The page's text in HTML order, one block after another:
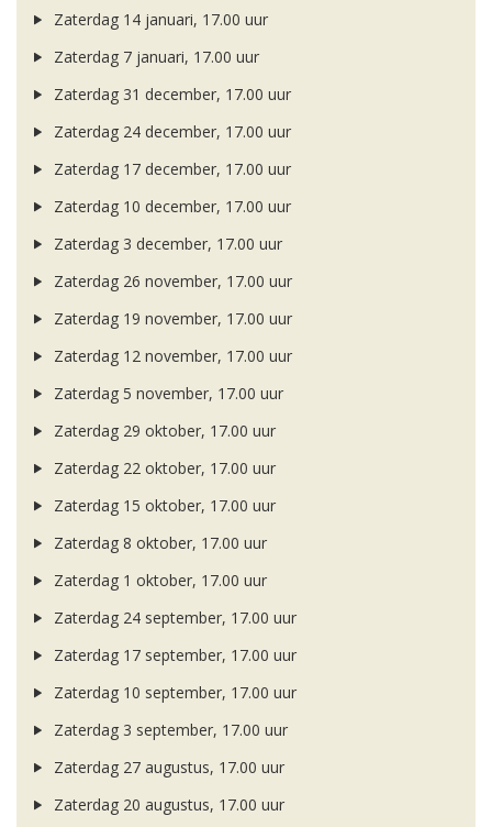
Zaterdag 14 januari, 17.00 uur
Zaterdag 7 januari, 17.00 uur
Zaterdag 31 december, 17.00 uur
Zaterdag 24 december, 17.00 uur
Zaterdag 17 december, 17.00 uur
Zaterdag 10 december, 17.00 uur
Zaterdag 3 december, 17.00 uur
Zaterdag 26 november, 17.00 uur
Zaterdag 19 november, 17.00 uur
Zaterdag 12 november, 17.00 uur
Zaterdag 5 november, 17.00 uur
Zaterdag 29 oktober, 17.00 uur
Zaterdag 22 oktober, 17.00 uur
Zaterdag 15 oktober, 17.00 uur
Zaterdag 8 oktober, 17.00 uur
Zaterdag 1 oktober, 17.00 uur
Zaterdag 24 september, 17.00 uur
Zaterdag 17 september, 17.00 uur
Zaterdag 10 september, 17.00 uur
Zaterdag 3 september, 17.00 uur
Zaterdag 27 augustus, 17.00 uur
Zaterdag 20 augustus, 17.00 uur